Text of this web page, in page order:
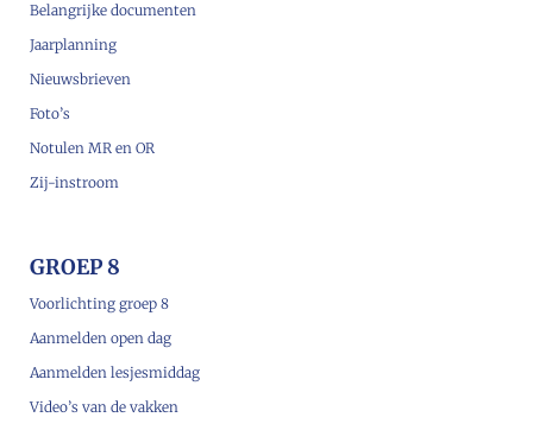
Belangrijke documenten
Jaarplanning
Nieuwsbrieven
Foto’s
Notulen MR en OR
Zij-instroom
GROEP 8
Voorlichting groep 8
Aanmelden open dag
Aanmelden lesjesmiddag
Video’s van de vakken